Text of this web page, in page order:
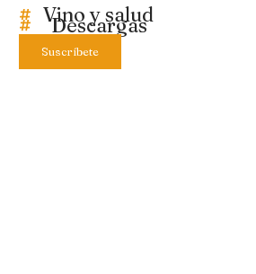
Vino y salud
Descargas
Suscríbete